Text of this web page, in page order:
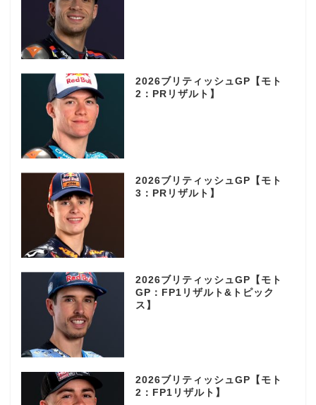
2026ブリティッシュGP【モト
2：PRリザルト】
2026ブリティッシュGP【モト
3：PRリザルト】
2026ブリティッシュGP【モト
GP：FP1リザルト&トピック
ス】
2026ブリティッシュGP【モト
2：FP1リザルト】